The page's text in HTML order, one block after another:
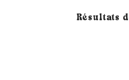
Résultats